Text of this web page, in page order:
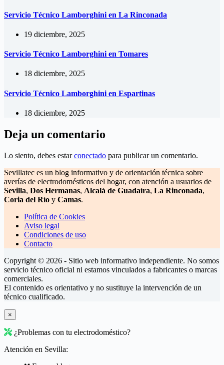
Servicio Técnico Lamborghini en La Rinconada
19 diciembre, 2025
Servicio Técnico Lamborghini en Tomares
18 diciembre, 2025
Servicio Técnico Lamborghini en Espartinas
18 diciembre, 2025
Deja un comentario
Lo siento, debes estarconectado para publicar un comentario.
Sevillatec es un blog informativo y de orientación técnica sobre
averías de electrodomésticos del hogar, con atención a usuarios de
Sevilla, Dos Hermanas, Alcalá de Guadaíra, La Rinconada,
Coria del Río y Camas.
Política de Cookies
Aviso legal
Condiciones de uso
Contacto
Copyright © 2026 - Sitio web informativo independiente. No somos
servicio técnico oficial ni estamos vinculados a fabricantes o marcas
comerciales.
El contenido es orientativo y no sustituye la intervención de un
técnico cualificado.
×
¿Problemas con tu electrodoméstico?
Atención en Sevilla: